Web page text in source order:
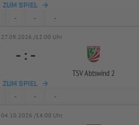
ZUM SPIEL
- - -
27.09.2026 /12:00 Uhr
- : -
TSV Abtswind 2
ZUM SPIEL
- - -
04.10.2026 /14:00 Uhr